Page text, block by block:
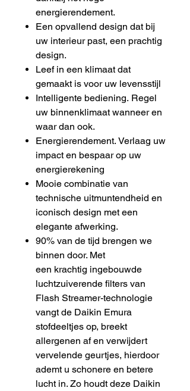
energierendement.
Een opvallend design dat bij
uw interieur past, een prachtig
design.
Leef in een klimaat dat
gemaakt is voor uw levensstijl
Intelligente bediening. Regel
uw binnenklimaat wanneer en
waar dan ook.
Energierendement. Verlaag uw
impact en bespaar op uw
energierekening
Mooie combinatie van
technische uitmuntendheid en
iconisch design met een
elegante afwerking.
90% van de tijd brengen we
binnen door. Met
een krachtig ingebouwde
luchtzuiverende filters van
Flash Streamer-technologie
vangt de Daikin Emura
stofdeeltjes op, breekt
allergenen af en verwijdert
vervelende geurtjes, hierdoor
ademt u schonere en betere
lucht in. Zo houdt deze Daikin